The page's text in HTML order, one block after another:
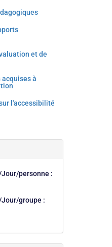
et de
à
l'accessibilité
personne :
groupe :